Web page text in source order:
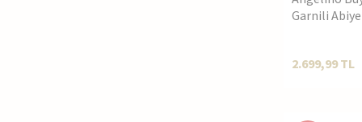
Garnili
2.699,99TL